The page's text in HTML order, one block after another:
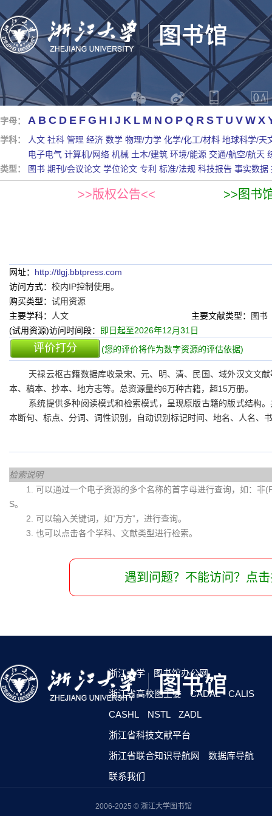
字母： A B C D E F G H I J K L M N O P Q R S T U V W X
学科： 人文 社科 管理 经济 数学 物理/力学 化学/化工/材料 地球科学/天
电子电气 计算机/网络 机械 土木/建筑 环境/能源 交通/航空/航天
类型：
图书 期刊/会议论文 学位论文 专利 标准/法规 科技报告 事实数据
>>版权公告<< >>图书
网址： http://tlgj.bbtpress.com
访问方式： 校内IP控制使用。
购买类型： 试用资源
主要学科：
人文 主要文献类型：
图书
(试用资源)访问时间段：
即日起至2026年12月31日
评价打分 (您的评价将作为数字资源的评估依据)
天禄云枢古籍数据库收录宋、元、明、清、民国、域外汉文文
本、稿本、抄本、地方志等。总资源量约6万种古籍，超15万册。
系统提供多种阅读模式和检索模式，呈现原版古籍的版式结构
本断句、标点、分词、词性识别，自动识别标记时间、地名、人名、
检索说明
1. 可以通过一个电子资源的多个名称的首字母进行查询，如：
S。
2. 可以输入关键词，如“万方”，进行查询。
3. 也可以点击各个学科、文献类型进行检索。
遇到问题？不能访问？点
浙江大学
图书馆办公网
浙江省高校图工委
CADAL
CALIS
CASHL
NSTL
ZADL
浙江省科技文献平台
浙江省联合知识导航网
数据库导航
联系我们
2006-2025 © 浙江大学图书馆